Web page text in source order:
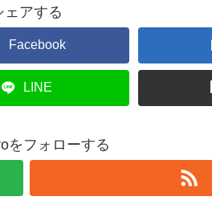
ェアする
Facebook
LINE
をフォローする